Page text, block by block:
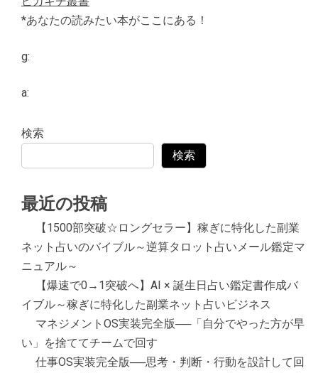
*あなたの読みたい本がここにある！
g:
a:
検索
検索
最近の投稿
【1500部突破☆ロングセラー】稼ぎに特化した副業
ネット占いのバイブル～逆算タロット占いメール鑑定マ
ニュアル～
【爆速で0→1突破へ】AI × 誕生日占い鑑定書作成バ
イブル～稼ぎに特化した副業ネット占いビジネス
マネジメントOS実装完全版──「自分でやった方が早
い」を捨ててチームで回す
仕事OS実装完全版──思考・判断・行動を設計して回